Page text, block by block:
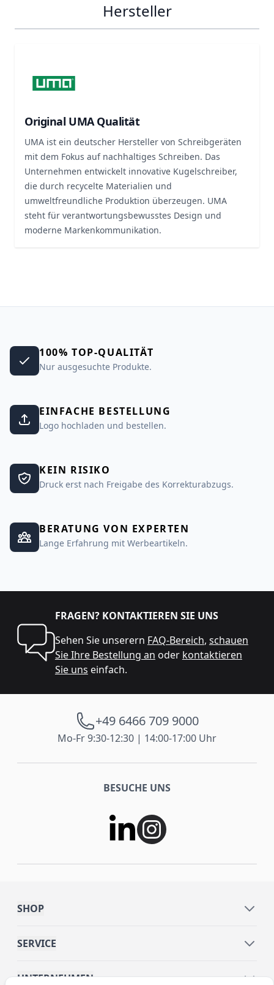
Hersteller
Original UMA Qualität
UMA ist ein deutscher Hersteller von Schreibgeräten
mit dem Fokus auf nachhaltiges Schreiben. Das
Unternehmen entwickelt innovative Kugelschreiber,
die durch recycelte Materialien und
umweltfreundliche Produktion überzeugen. UMA
steht für verantwortungsbewusstes Design und
moderne Markenkommunikation.
100% TOP-QUALITÄT
Nur ausgesuchte Produkte.
EINFACHE BESTELLUNG
Logo hochladen und bestellen.
KEIN RISIKO
Druck erst nach Freigabe des Korrekturabzugs.
BERATUNG VON EXPERTEN
Lange Erfahrung mit Werbeartikeln.
FRAGEN? KONTAKTIEREN SIE UNS
Sehen Sie unserern FAQ-Bereich, schauen
Sie Ihre Bestellung an oder kontaktieren
Sie uns einfach.
+49 6466 709 9000
Mo-Fr 9:30-12:30 | 14:00-17:00 Uhr
BESUCHE UNS
SHOP
SERVICE
UNTERNEHMEN